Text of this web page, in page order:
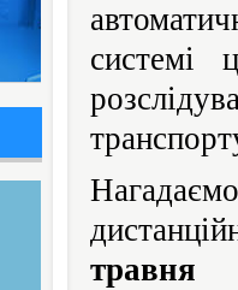
системі
травня